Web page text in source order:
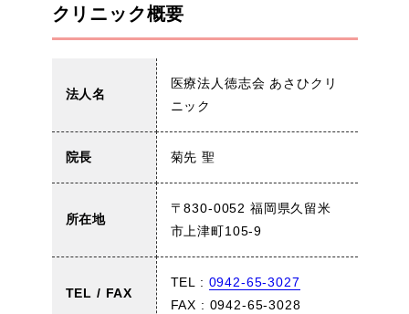
クリニック概要
法人名
医療法人徳志会 あさひクリ
ニック
院長 菊先 聖
所在地
〒830-0052 福岡県久留米
市上津町105-9
TEL / FAX
TEL : 0942-65-3027
FAX : 0942-65-3028